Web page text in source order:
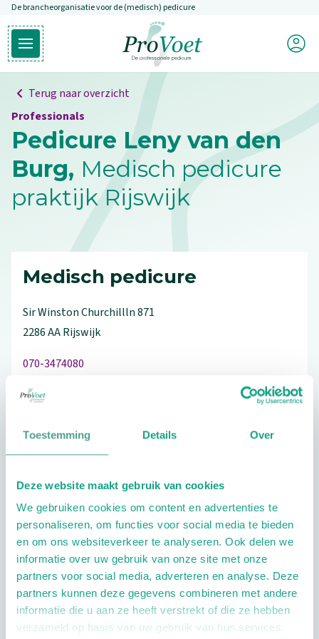
Toestemming Details Over
Deze website maakt gebruik van cookies
We gebruiken cookies om content en advertenties te
personaliseren, om functies voor social media te bieden
en om ons websiteverkeer te analyseren. Ook delen we
informatie over uw gebruik van onze site met onze
partners voor social media, adverteren en analyse. Deze
partners kunnen deze gegevens combineren met andere
informatie die u aan ze heeft verstrekt of die ze hebben
verzameld op basis van uw gebruik van hun services.
Overslaan en naar de inhoud gaan
De brancheorganisatie voor de (medisch) pedicure
Open hoofdmenu
Ga naar de homepagina
Mijn
Terug naar overzicht
Professionals
Pedicure Leny van den
Burg, Medisch pedicure
praktijk Rijswijk
Medisch pedicure
Sir Winston Churchillln871
2286 AARijswijk
070-3474080
Schrijf ook een review
Extra opties